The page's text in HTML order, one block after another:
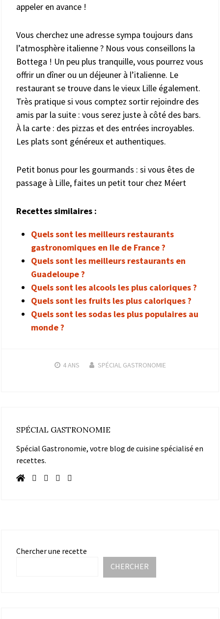
appeler en avance !
Vous cherchez une adresse sympa toujours dans
l’atmosphère italienne ? Nous vous conseillons la
Bottega ! Un peu plus tranquille, vous pourrez vous
offrir un dîner ou un déjeuner à l’italienne. Le
restaurant se trouve dans le vieux Lille également.
Très pratique si vous comptez sortir rejoindre des
amis par la suite : vous serez juste à côté des bars.
À la carte : des pizzas et des entrées incroyables.
Les plats sont généreux et authentiques.
Petit bonus pour les gourmands : si vous êtes de
passage à Lille, faites un petit tour chez Méert
Recettes similaires :
Quels sont les meilleurs restaurants
gastronomiques en Ile de France ?
Quels sont les meilleurs restaurants en
Guadeloupe ?
Quels sont les alcools les plus caloriques ?
Quels sont les fruits les plus caloriques ?
Quels sont les sodas les plus populaires au
monde ?
4 ANS SPÉCIAL GASTRONOMIE
SPÉCIAL GASTRONOMIE
Spécial Gastronomie, votre blog de cuisine spécialisé en
recettes.
Chercher une recette
CHERCHER